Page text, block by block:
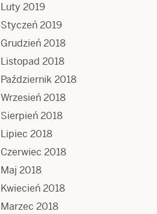
Luty 2019
Styczeń 2019
Grudzień 2018
Listopad 2018
Październik 2018
Wrzesień 2018
Sierpień 2018
Lipiec 2018
Czerwiec 2018
Maj 2018
Kwiecień 2018
Marzec 2018